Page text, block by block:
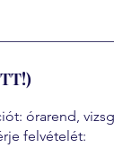
órarend,
felvételét: